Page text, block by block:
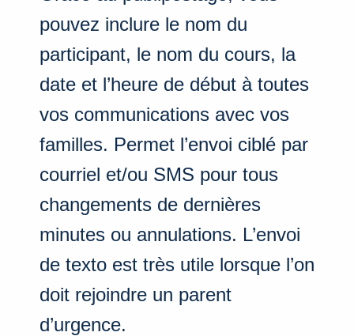
pouvez inclure le nom du
participant, le nom du cours, la
date et l’heure de début à toutes
vos communications avec vos
familles. Permet l’envoi ciblé par
courriel et/ou SMS pour tous
changements de dernières
minutes ou annulations. L’envoi
de texto est très utile lorsque l’on
doit rejoindre un parent
d’urgence.